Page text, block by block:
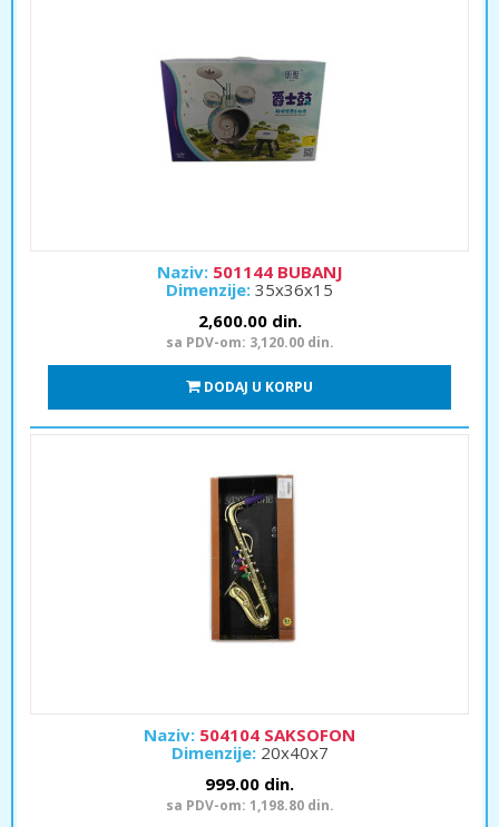
Naziv: 501144 BUBANJ
Dimenzije: 35x36x15
2,600.00 din.
sa PDV-om: 3,120.00 din.
DODAJ U KORPU
Naziv: 504104 SAKSOFON
Dimenzije: 20x40x7
999.00 din.
sa PDV-om: 1,198.80 din.